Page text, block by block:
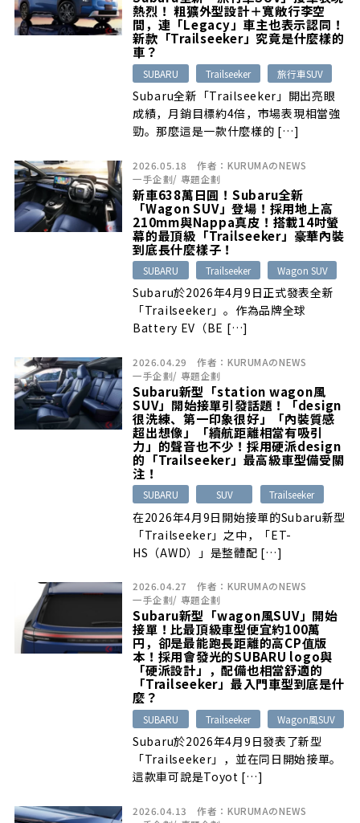
熱烈！ 粗獷外型設計＋寬敞行李空
間，連「Legacy」車主也表示認同！
新款「Trailseeker」究竟是什麼樣的
車？
SUBARU Trailseeker 旅行車SUV
Subaru全新「Trailseeker」開出亮眼
成績，月銷目標約4倍，市場表現相當強
勁。那麼這是一款什麼樣的 […]
2026.05.18 作者： KURUMAのNEWS
一手企劃/ 專題企劃
新車638萬日圓！Subaru全新
「Wagon SUV」登場！採用地上高
210mm與Nappa真皮！搭載14吋螢
幕的最頂級「Trailseeker」豪華內裝
到底長什麼樣子！
SUBARU Trailseeker Wagon SUV
Subaru於2026年4月9日正式發表全新
「Trailseeker」。作為品牌全球
Battery EV（BE […]
2026.04.29 作者： KURUMAのNEWS
一手企劃/ 專題企劃
Subaru新型「station wagon風
SUV」開始接單引發話題！「design
很洗練、第一印象很好」「內裝質感
超出想像」「續航距離相當有吸引
力」的聲音也不少！採用硬派design
的「Trailseeker」最高級車型備受關
注！
SUBARU SUV Trailseeker
在2026年4月9日開始接單的Subaru新型
「Trailseeker」之中，「ET-
HS（AWD）」是整體配 […]
2026.04.27 作者： KURUMAのNEWS
一手企劃/ 專題企劃
Subaru新型「wagon風SUV」開始
接單！比最頂級車型便宜約100萬
円，卻是最能跑長距離的高CP值版
本！採用會發光的SUBARU logo與
「硬派設計」，配備也相當舒適的
「Trailseeker」最入門車型到底是什
麼？
SUBARU Trailseeker Wagon風SUV
Subaru於2026年4月9日發表了新型
「Trailseeker」，並在同日開始接單。
這款車可說是Toyot […]
2026.04.13 作者： KURUMAのNEWS